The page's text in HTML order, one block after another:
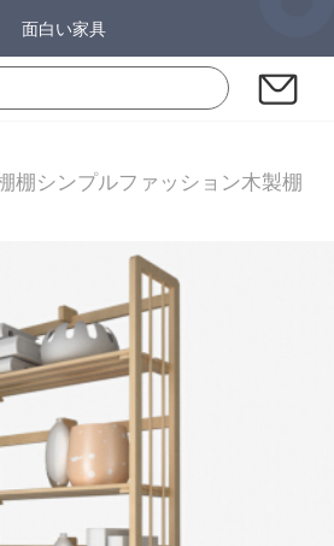
面白い家具
棚シンプルファッション木製棚